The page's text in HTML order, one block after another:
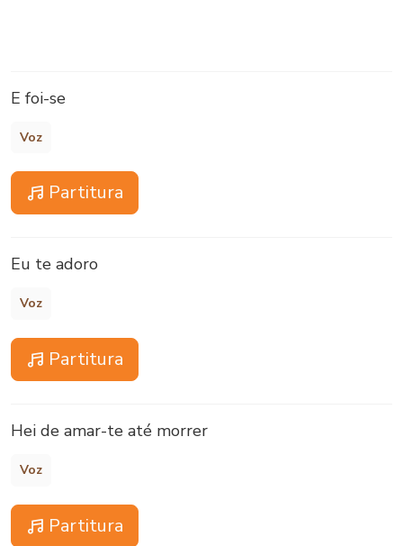
E foi-se
Voz
Partitura
Eu te adoro
Voz
Partitura
Hei de amar-te até morrer
Voz
Partitura